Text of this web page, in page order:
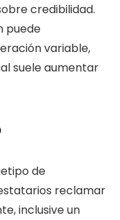
credibilidad.
puede
variable,
suele aumentar
de
reclamar
inclusive un